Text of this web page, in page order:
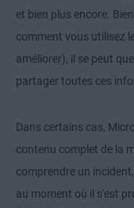
et bien plus encore.
comment vous utilisez
améliorer), il se peut
partager toutes ces
Dans certains cas,
contenu complet de la
comprendre un
au moment où il s'est